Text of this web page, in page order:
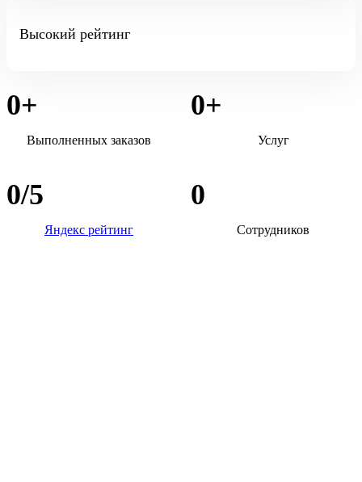
Высокий рейтинг
0+
Выполненных заказов
0+
Услуг
0/5
Яндекс рейтинг
0
Сотрудников